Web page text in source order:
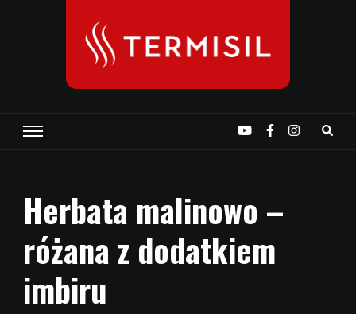
szklane, żaroodporne, do
Herbata malinowo –
różana z dodatkiem
imbiru